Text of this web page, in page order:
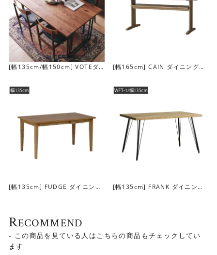
[幅135cm/幅150cm] VOTEダ
[幅165cm] CAIN ダイニングテ
[幅135cm] FUDGE ダイニング
[幅135cm] FRANK ダイニング
RECOMMEND
- この商品を見ている人はこちらの商品もチェックしてい
ます -